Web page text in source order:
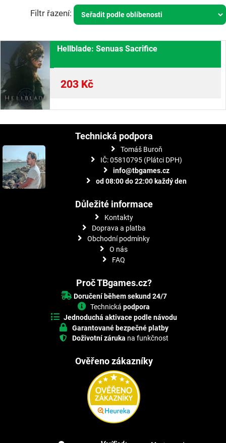
Hellblade: Senuas Sacrifice
203 Kč
Technická podpora
Tomáš Buroň
IČ: 05810795 (Plátci DPH)
info@tbgames.cz
od 08:00 do 22:00 každý den
Důležité informace
Kontakty
Doprava a platba
Obchodní podmínky
O nás
FAQ
Proč TBgames.cz?
Doručení během sekund 24/7
Technickápodpora
Jednoduchá aktivace podle návodu
Garantované bezpečné platby
Doživotní záruka na funkčnost
Ověřeno zákazníky